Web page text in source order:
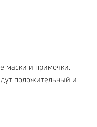
маски и примочки.
положительный и